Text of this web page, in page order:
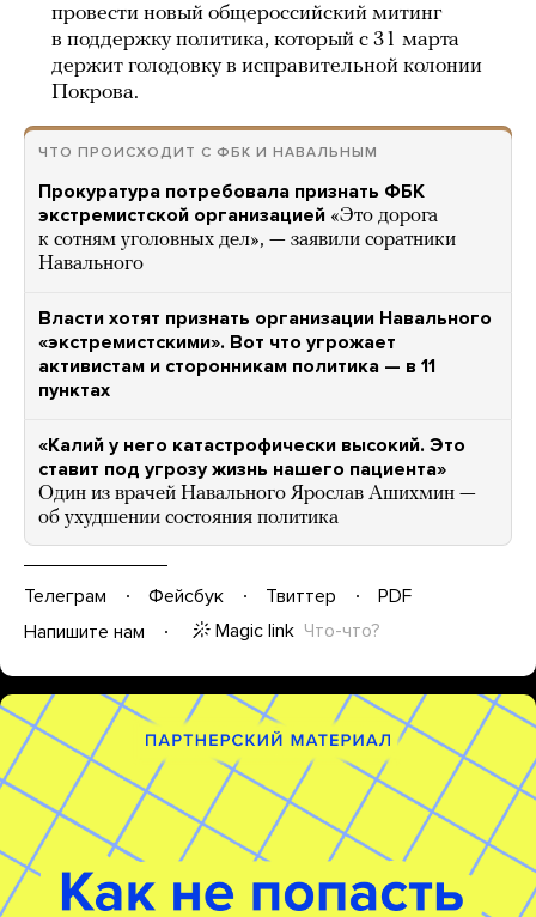
провести новый общероссийский митинг
в поддержку политика, который с 31 марта
держит голодовку в исправительной колонии
Покрова.
ЧТО ПРОИСХОДИТ С ФБК И НАВАЛЬНЫМ
Прокуратура потребовала признать ФБК
экстремистской организацией «Это дорога
к сотням уголовных дел», — заявили соратники
Навального
Власти хотят признать организации Навального
«экстремистскими». Вот что угрожает
активистам и сторонникам политика — в 11
пунктах
«Калий у него катастрофически высокий. Это
ставит под угрозу жизнь нашего пациента»
Один из врачей Навального Ярослав Ашихмин —
об ухудшении состояния политика
Телеграм Фейсбук Твиттер
PDF
Напишите нам
Magic link Что-что?